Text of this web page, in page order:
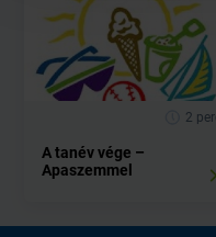
2
A tanév vége –
Apaszemmel